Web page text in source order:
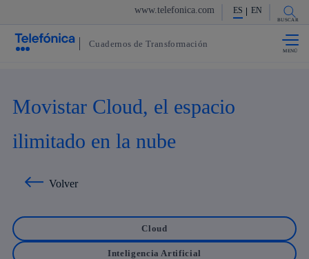
Saltar alwww.telefonica.com ES EN
BUSCAR
Cuadernos de Transformación
Movistar Cloud, el espacio
ilimitado en la nube
Volver
Cloud
Inteligencia Artificial